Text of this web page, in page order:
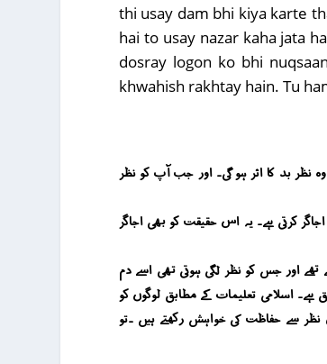
thi usay dam bhi kiya karte
hai to usay nazar kaha jata
dosray logon ko bhi
khwahish rakhtay hain. Tu
نظر بد کا اثر ہو گی۔ اور جب آپ کو نظر
کرتی ہے۔ یہ اس حقیقت کو بھی اجاگر
تھے اور جس کو نظر لگی ہوتی تھی اسے دم
اسلامی تعلیمات کے مطابق لوگوں کو
سے حفاظت کی خواہش رکھتے ہیں ۔تو